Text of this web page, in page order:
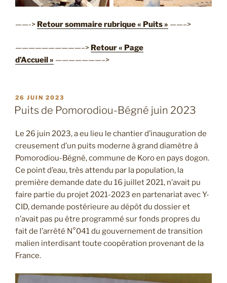
——-> Retour sommaire rubrique « Puits » ——–>
——————————–> Retour « Page
d’Accueil » ———————–>
PUBLIÉ
LE
26 JUIN 2023
Puits de Pomorodiou-Bégné juin 2023
Le 26 juin 2023, a eu lieu le chantier d’inauguration de
creusement d’un puits moderne à grand diamètre à
Pomorodiou-Bégné, commune de Koro en pays dogon.
Ce point d’eau, très attendu par la population, la
première demande date du 16 juillet 2021, n’avait pu
faire partie du projet 2021-2023 en partenariat avec Y-
CID, demande postérieure au dépôt du dossier et
n’avait pas pu être programmé sur fonds propres du
fait de l’arrêté N°041 du gouvernement de transition
malien interdisant toute coopération provenant de la
France.